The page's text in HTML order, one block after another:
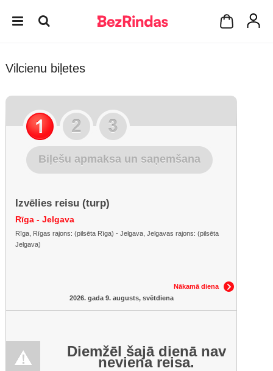
Vilcienu biļetes
Biļešu apmaksa un saņemšana
Izvēlies reisu (turp)
Rīga - Jelgava
Rīga, Rīgas rajons: (pilsēta Rīga) - Jelgava, Jelgavas rajons: (pilsēta
Jelgava)
Nākamā diena
2026. gada 9. augusts, svētdiena
Diemžēl šajā dienā nav
neviena reisa.